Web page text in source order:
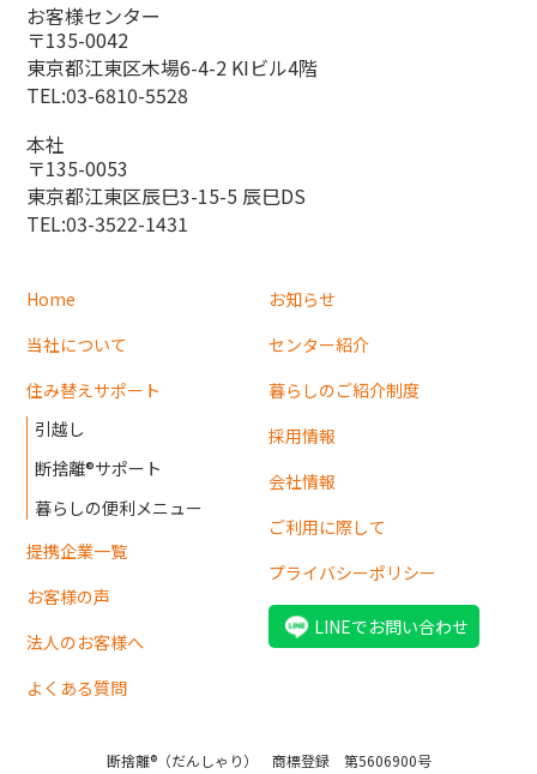
お客様センター
〒135-0042
東京都江東区木場6-4-2 KIビル4階
TEL:03-6810-5528
本社
〒135-0053
東京都江東区辰巳3-15-5 辰巳DS
TEL:03-3522-1431
Home
当社について
住み替えサポート
引越し
断捨離®サポート
暮らしの便利メニュー
提携企業一覧
お客様の声
法人のお客様へ
よくある質問
お知らせ
センター紹介
暮らしのご紹介制度
採用情報
会社情報
ご利用に際して
プライバシーポリシー
LINEでお問い合わせ
断捨離®（だんしゃり） 商標登録 第5606900号